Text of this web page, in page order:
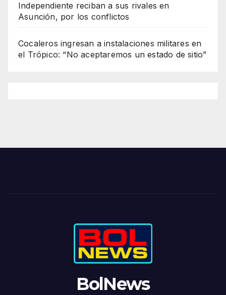
Independiente reciban a sus rivales en
Asunción, por los conflictos
Cocaleros ingresan a instalaciones militares en
el Trópico: “No aceptaremos un estado de sitio”
BolNews